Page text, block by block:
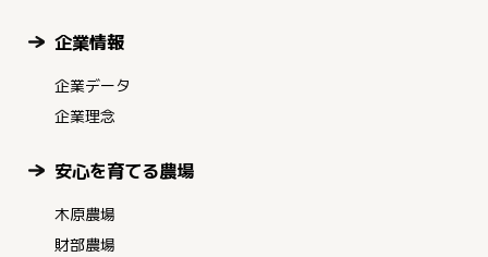
企業情報
企業データ
企業理念
安心を育てる農場
木原農場
財部農場